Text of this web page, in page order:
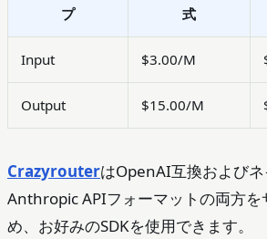
プ
式
Input $3.00/M
Output $15.00/M
CrazyrouterはOpenAI互換および
Anthropic APIフォーマットの両方を
め、お好みのSDKを使用できます。